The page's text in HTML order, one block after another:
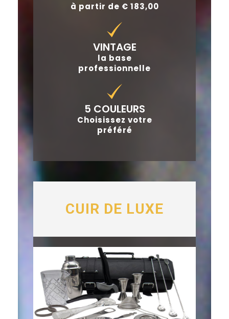
à partir de € 183,00
VINTAGE
la base
professionnelle
5 COULEURS
Choisissez votre
préféré
CUIR DE LUXE